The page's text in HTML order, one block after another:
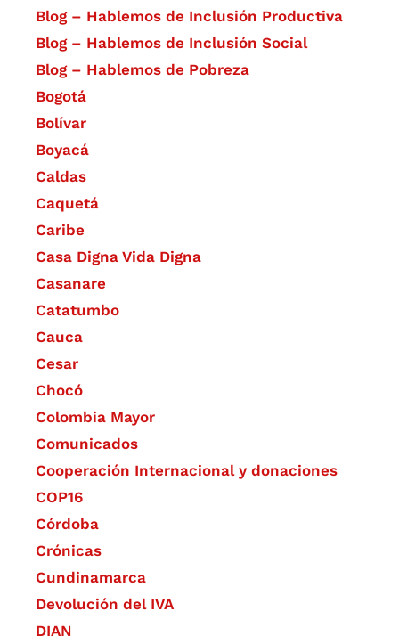
Blog – Hablemos de Inclusión Productiva
Blog – Hablemos de Inclusión Social
Blog – Hablemos de Pobreza
Bogotá
Bolívar
Boyacá
Caldas
Caquetá
Caribe
Casa Digna Vida Digna
Casanare
Catatumbo
Cauca
Cesar
Chocó
Colombia Mayor
Comunicados
Cooperación Internacional y donaciones
COP16
Córdoba
Crónicas
Cundinamarca
Devolución del IVA
DIAN